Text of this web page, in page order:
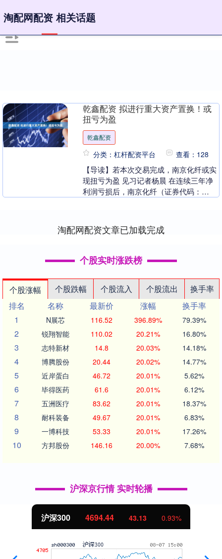
淘配网配资 相关话题
乾鑫配资 拟进行重大资产置换！或
扭亏为盈
乾鑫配资
分类：杠杆配资平台 查看：128
【导读】若本次交易完成，南京化纤或实
现扭亏为盈 见习记者杨晨 在连续三年净
利润亏损后，南京化纤（证券代码：
淘配网配资文章已加载完成
个股实时涨跌榜
个股涨幅 个股跌幅 个股流入 个股流出
换手率
排名
名称 最新价 涨幅
换手率
1
N展芯 116.52 396.89% 79.39%
2 锐翔智能 110.02 20.21% 16.80%
3 志特新材 14.8 20.03% 14.18%
4 博腾股份 20.44 20.02% 14.77%
5 近岸蛋白 46.72 20.01% 5.62%
6 毕得医药 61.6 20.01% 6.12%
7 五洲医疗 83.62 20.01% 18.37%
8 耐科装备 49.67 20.01% 6.83%
9 一博科技 53.33 20.01% 17.26%
10 方邦股份 146.16 20.00% 7.68%
沪深京行情 实时轮播
沪深300 4694.44 43.13 0.93%